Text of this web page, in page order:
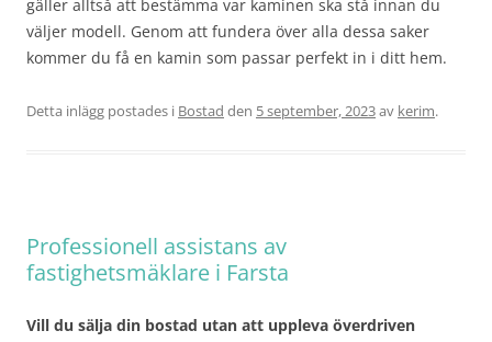
gäller alltså att bestämma var kaminen ska stå innan du
väljer modell. Genom att fundera över alla dessa saker
kommer du få en kamin som passar perfekt in i ditt hem.
Detta inlägg postades i Bostad den 5 september, 2023av kerim.
Professionell assistans av
fastighetsmäklare i Farsta
Vill du sälja din bostad utan att uppleva överdriven